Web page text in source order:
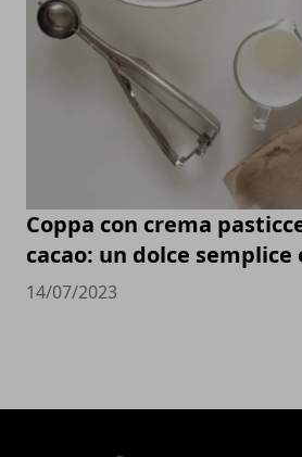
Coppa con crema
cacao: un dolce semplice
14/07/2023